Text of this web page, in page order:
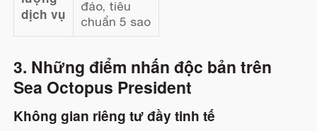
dịch vụ
đáo, tiêu
chuẩn 5 sao
3. Những điểm nhấn độc bản trên
Sea Octopus President
Không gian riêng tư đầy tinh tế